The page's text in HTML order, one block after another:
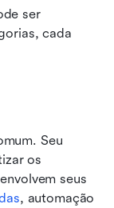
ser
cada
Seu
os
seus
, automação